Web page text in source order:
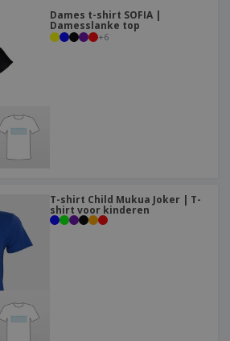
Dames t-shirt SOFIA |
Damesslanke top
+6
T-shirt Child Mukua Joker | T-
shirt voor kinderen